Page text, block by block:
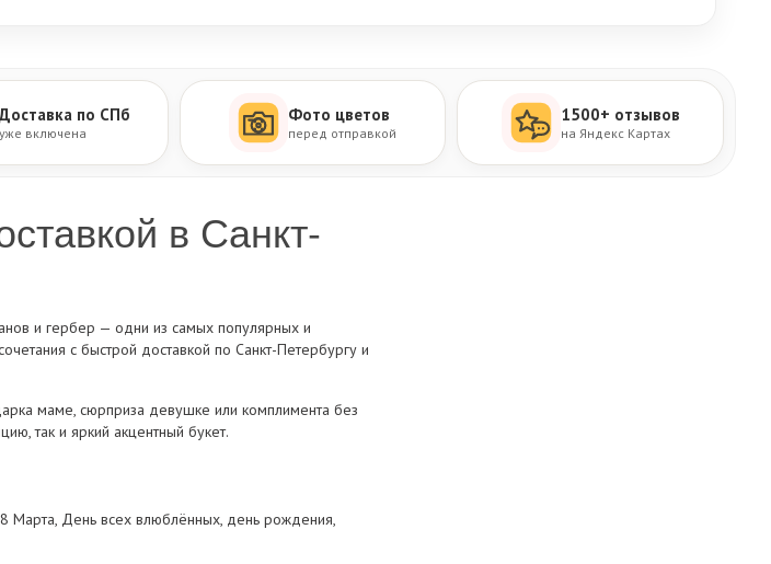
Доставка по СПб
уже включена
Фото цветов
перед отправкой
1500+ отзывов
на Яндекс Картах
в Санкт-
и гербер — одни из самых популярных и
с быстрой доставкой по Санкт-Петербургу и
маме, сюрприза девушке или комплимента без
так и яркий акцентный букет.
Марта, День всех влюблённых, день рождения,